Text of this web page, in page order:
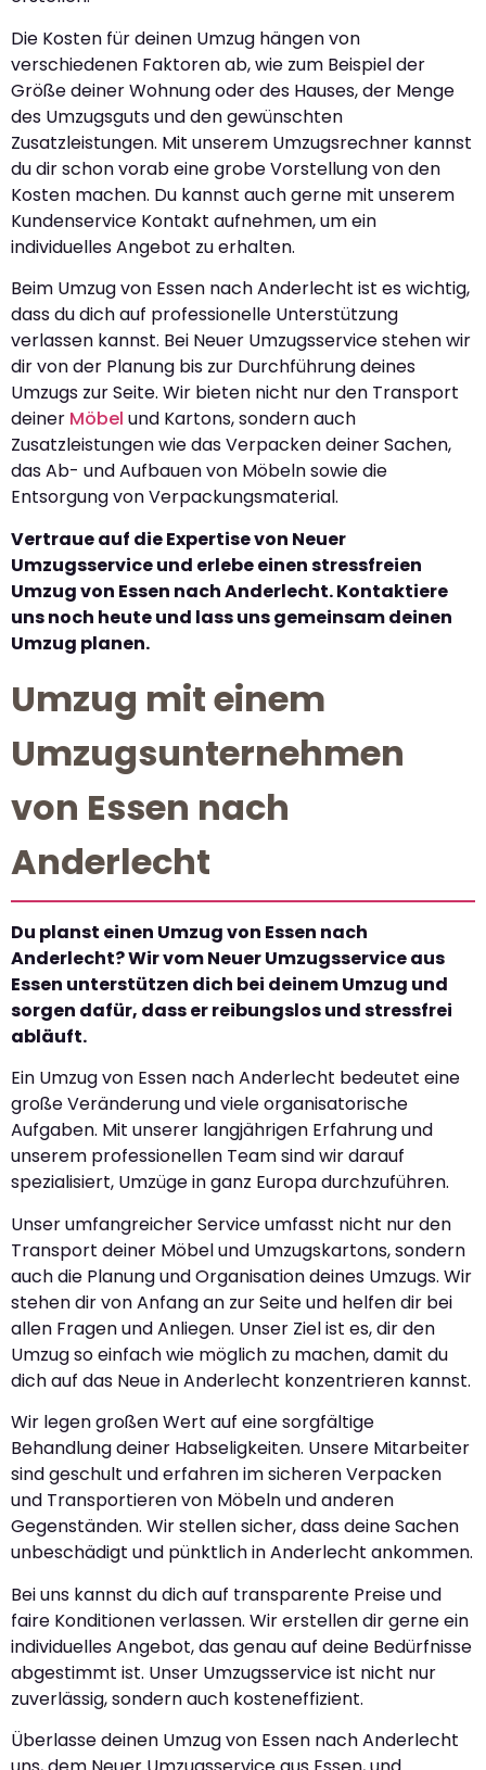
Die Kosten für deinen Umzug hängen von
verschiedenen Faktoren ab, wie zum Beispiel der
Größe deiner Wohnung oder des Hauses, der Menge
des Umzugsguts und den gewünschten
Zusatzleistungen. Mit unserem Umzugsrechner kannst
du dir schon vorab eine grobe Vorstellung von den
Kosten machen. Du kannst auch gerne mit unserem
Kundenservice Kontakt aufnehmen, um ein
individuelles Angebot zu erhalten.
Beim Umzug von Essen nach Anderlecht ist es wichtig,
dass du dich auf professionelle Unterstützung
verlassen kannst. Bei Neuer Umzugsservice stehen wir
dir von der Planung bis zur Durchführung deines
Umzugs zur Seite. Wir bieten nicht nur den Transport
deiner Möbel und Kartons, sondern auch
Zusatzleistungen wie das Verpacken deiner Sachen,
das Ab- und Aufbauen von Möbeln sowie die
Entsorgung von Verpackungsmaterial.
Vertraue auf die Expertise von Neuer
Umzugsservice und erlebe einen stressfreien
Umzug von Essen nach Anderlecht. Kontaktiere
uns noch heute und lass uns gemeinsam deinen
Umzug planen.
Umzug mit einem
Umzugsunternehmen
von Essen nach
Anderlecht
Du planst einen Umzug von Essen nach
Anderlecht? Wir vom Neuer Umzugsservice aus
Essen unterstützen dich bei deinem Umzug und
sorgen dafür, dass er reibungslos und stressfrei
abläuft.
Ein Umzug von Essen nach Anderlecht bedeutet eine
große Veränderung und viele organisatorische
Aufgaben. Mit unserer langjährigen Erfahrung und
unserem professionellen Team sind wir darauf
spezialisiert, Umzüge in ganz Europa durchzuführen.
Unser umfangreicher Service umfasst nicht nur den
Transport deiner Möbel und Umzugskartons, sondern
auch die Planung und Organisation deines Umzugs. Wir
stehen dir von Anfang an zur Seite und helfen dir bei
allen Fragen und Anliegen. Unser Ziel ist es, dir den
Umzug so einfach wie möglich zu machen, damit du
dich auf das Neue in Anderlecht konzentrieren kannst.
Wir legen großen Wert auf eine sorgfältige
Behandlung deiner Habseligkeiten. Unsere Mitarbeiter
sind geschult und erfahren im sicheren Verpacken
und Transportieren von Möbeln und anderen
Gegenständen. Wir stellen sicher, dass deine Sachen
unbeschädigt und pünktlich in Anderlecht ankommen.
Bei uns kannst du dich auf transparente Preise und
faire Konditionen verlassen. Wir erstellen dir gerne ein
individuelles Angebot, das genau auf deine Bedürfnisse
abgestimmt ist. Unser Umzugsservice ist nicht nur
zuverlässig, sondern auch kosteneffizient.
Überlasse deinen Umzug von Essen nach Anderlecht